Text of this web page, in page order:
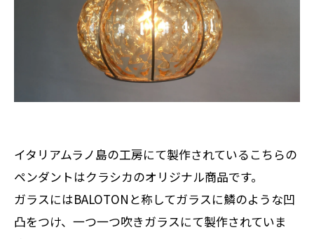
イタリアムラノ島の工房にて製作されているこちらの
ペンダントはクラシカのオリジナル商品です。
ガラスにはBALOTONと称してガラスに鱗のような凹
凸をつけ、一つ一つ吹きガラスにて製作されていま